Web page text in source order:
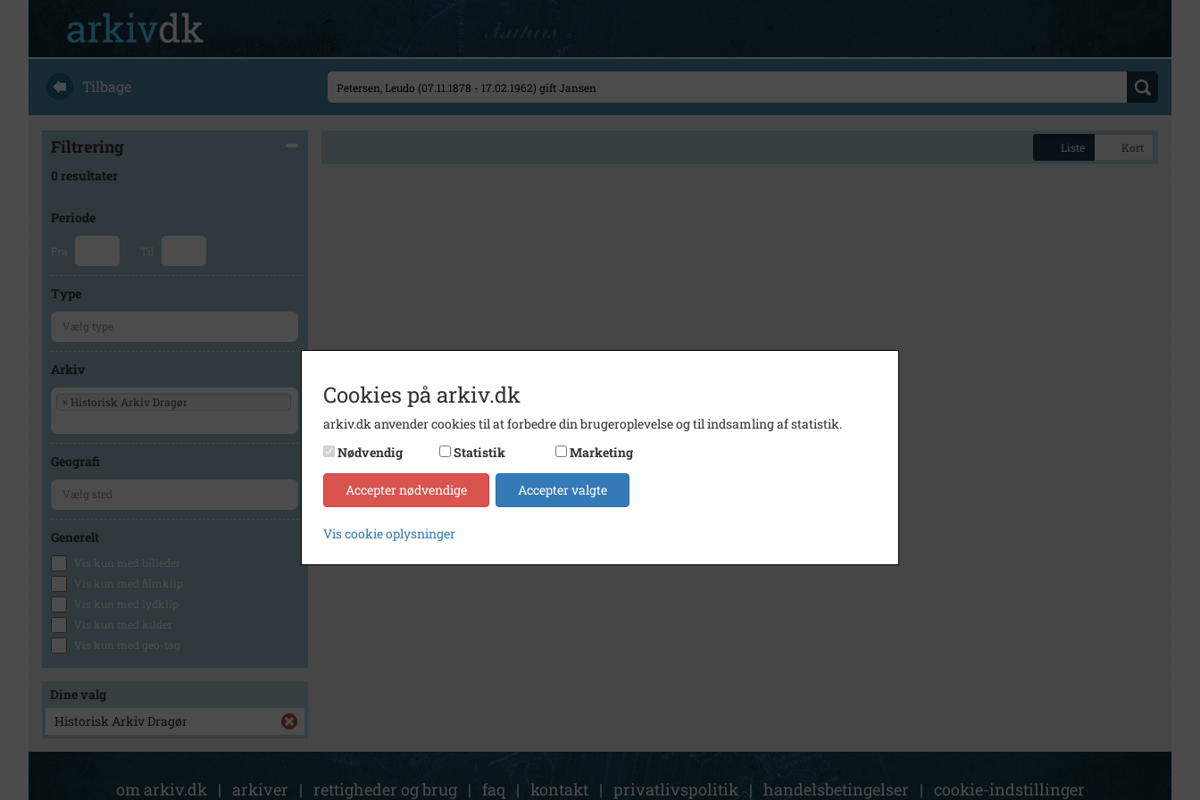
Tilbage
Filtrering
0 resultater
Periode
Fra Til
Type
Arkiv
× Historisk Arkiv Dragør
Geografi
Generelt
Vis kun med billeder
Vis kun med filmklip
Vis kun med lydklip
Vis kun med kilder
Vis kun med geo-tag
Dine valg
Historisk Arkiv Dragør
Liste Kort
om arkiv.dk | arkiver | rettigheder og brug | faq | kontakt | privatlivspolitik | handelsbetingelser | cookie-indstillinger
Cookies på arkiv.dk
arkiv.dk anvender cookies til at forbedre din brugeroplevelse og til indsamling af statistik.
Nødvendig
Statistik Marketing
Accepter nødvendige Accepter valgte
Vis cookie oplysninger